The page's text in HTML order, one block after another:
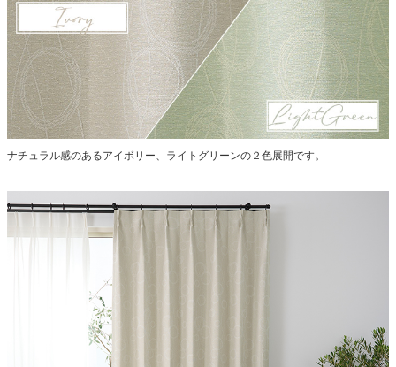
ナチュラル感のあるアイボリー、ライトグリーンの２色展開です。